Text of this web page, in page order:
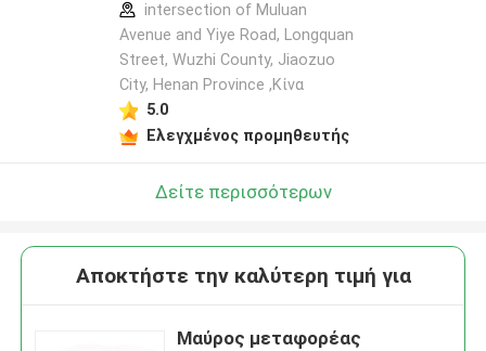
intersection of Muluan
Avenue and Yiye Road, Longquan
Street, Wuzhi County, Jiaozuo
City, Henan Province ,Κίνα
5.0
Ελεγχμένος προμηθευτής
Δείτε περισσότερων
Αποκτήστε την καλύτερη τιμή για
Μαύρος μεταφορέας